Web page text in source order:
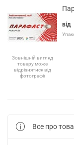
Зовнішній вигляд
товару може
відрізнятися від
фотографії
від
Все про